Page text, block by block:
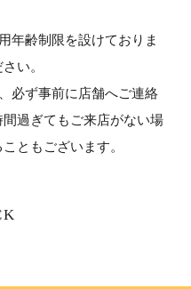
年齢制限を設けておりま
い。
必ず事前に店舗へご連絡
過ぎてもご来店がない場
ともございます。